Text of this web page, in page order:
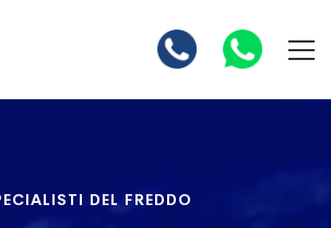
DEL FREDDO